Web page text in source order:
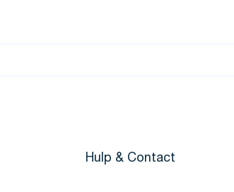
Hulp & Contact